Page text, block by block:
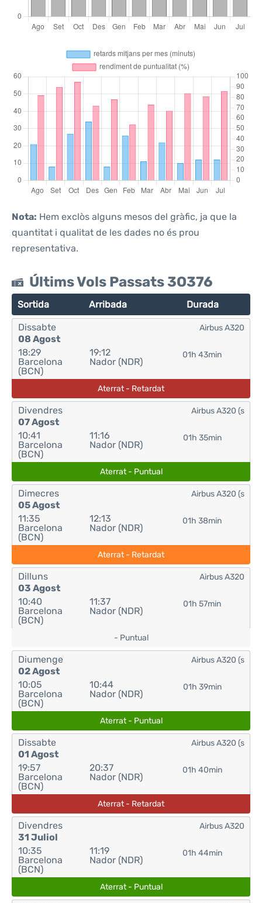
Nota: Hem exclòs alguns mesos del gràfic, ja que la
quantitat i qualitat de les dades no és prou
representativa.
Últims Vols Passats 3O376
Sortida Arribada Durada
Dissabte
08 Agost
18:29
Barcelona
(BCN)
19:12
Nador (NDR)
01h 43min
Airbus A320
Aterrat - Retardat
Divendres
07 Agost
10:41
Barcelona
(BCN)
11:16
Nador (NDR)
01h 35min
Airbus A320 (s
Aterrat - Puntual
Dimecres
05 Agost
11:35
Barcelona
(BCN)
12:13
Nador (NDR)
01h 38min
Airbus A320 (s
Aterrat - Retardat
Dilluns
03 Agost
10:40
Barcelona
(BCN)
11:37
Nador (NDR)
01h 57min
Airbus A320
- Puntual
Diumenge
02 Agost
10:05
Barcelona
(BCN)
10:44
Nador (NDR)
01h 39min
Airbus A320 (s
Aterrat - Puntual
Dissabte
01 Agost
19:57
Barcelona
(BCN)
20:37
Nador (NDR)
01h 40min
Airbus A320 (s
Aterrat - Retardat
Divendres
31 Juliol
10:35
Barcelona
(BCN)
11:19
Nador (NDR)
01h 44min
Airbus A320
Aterrat - Puntual